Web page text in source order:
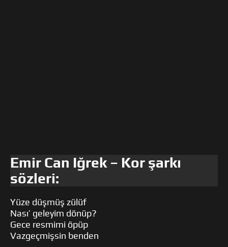
Emir Can Iğrek – Kor şarkı
sözleri:
Yüze düşmüş zülüf
Nası’ geleyim dönüp?
Gece resmimi öpüp
Vazgeçmişsin benden